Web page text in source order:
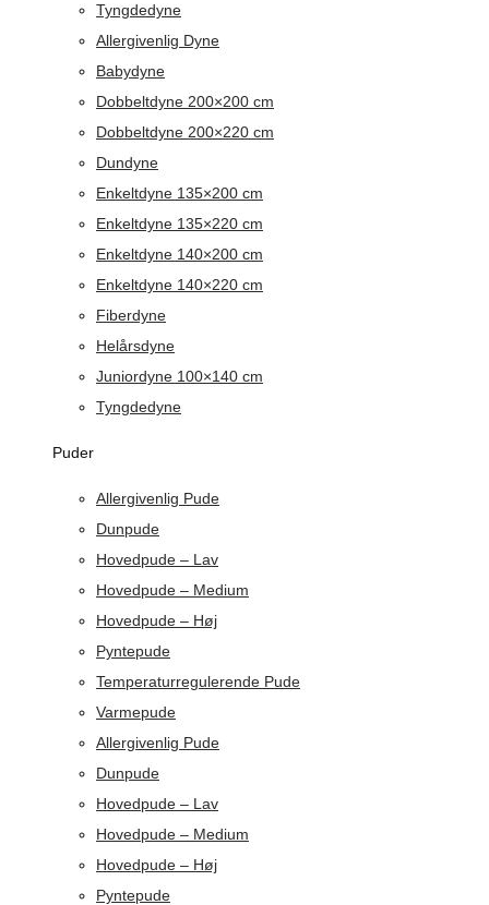
Tyngdedyne
Allergivenlig Dyne
Babydyne
Dobbeltdyne 200×200 cm
Dobbeltdyne 200×220 cm
Dundyne
Enkeltdyne 135×200 cm
Enkeltdyne 135×220 cm
Enkeltdyne 140×200 cm
Enkeltdyne 140×220 cm
Fiberdyne
Helårsdyne
Juniordyne 100×140 cm
Tyngdedyne
Puder
Allergivenlig Pude
Dunpude
Hovedpude – Lav
Hovedpude – Medium
Hovedpude – Høj
Pyntepude
Temperaturregulerende Pude
Varmepude
Allergivenlig Pude
Dunpude
Hovedpude – Lav
Hovedpude – Medium
Hovedpude – Høj
Pyntepude